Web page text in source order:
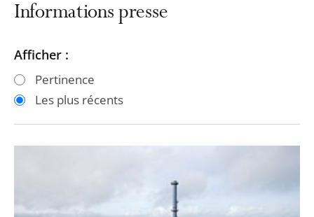
Informations presse
Passer
les
filtres
Passer
les
filtres
Afficher :
Pertinence
Les plus récents
partielle